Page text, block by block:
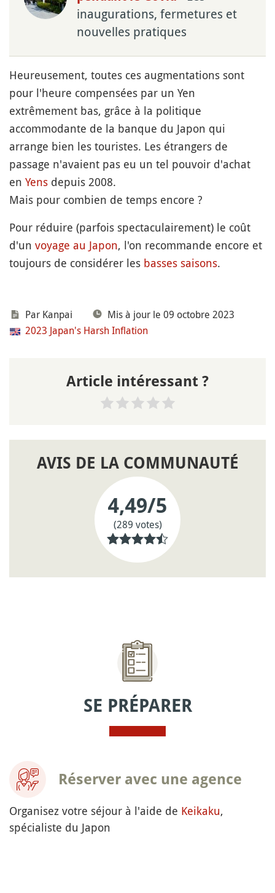
inaugurations, fermetures et
nouvelles pratiques
Heureusement, toutes ces augmentations sont
pour l'heure compensées par un Yen
extrêmement bas, grâce à la politique
accommodante de la banque du Japon qui
arrange bien les touristes. Les étrangers de
passage n'avaient pas eu un tel pouvoir d'achat
en Yens depuis 2008.
Mais pour combien de temps encore ?
Pour réduire (parfois spectaculairement) le coût
d'un voyage au Japon, l'on recommande encore et
toujours de considérer les basses saisons.
Par Kanpai
Mis à jour le 09 octobre 2023
2023 Japan's Harsh Inflation
Article intéressant ?
AVIS DE LA COMMUNAUTÉ
4,49/5
(289 votes)
SE PRÉPARER
Réserver avec une agence
Organisez votre séjour à l'aide de Keikaku,
spécialiste du Japon